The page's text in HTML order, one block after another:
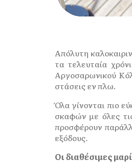
Απόλυτη
τα τελευταία
Αργοσαρωνικού
στάσεις εν πλω.
Όλα γίνονται πιο
σκαφών με όλες
προσφέρουν
εξόδους.
Οι διαθέσιμες